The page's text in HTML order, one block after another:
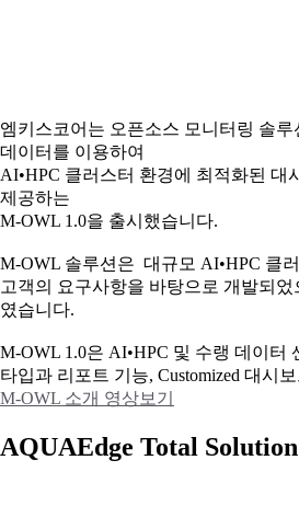
엠키스코어는 오픈소스 모니터링 솔루
데이터를 이용하여
AI•HPC 클러스터 환경에 최적화된 대
제공하는
M-OWL 1.0을 출시했습니다.
M-OWL 솔루션은 대규모 AI•HPC 클
고객의 요구사항을 바탕으로 개발되
였습니다.
M-OWL 1.0은 AI•HPC 및 수랭 데이터
타입과 리포트 기능, Customized 대시
M-OWL 소개 영상보기
AQUAEdge Total Solution